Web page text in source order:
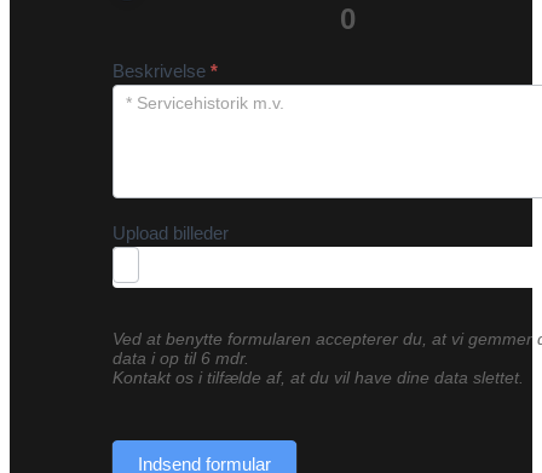
0
Beskrivelse *
Upload billeder
Ved at benytte formularen accepterer du, at vi gemmer
data i op til 6 mdr.
Kontakt os i tilfælde af, at du vil have dine data slettet.
Indsend formular